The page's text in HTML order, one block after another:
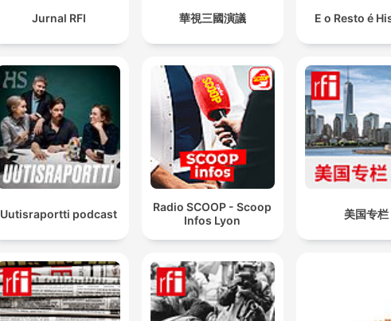
Jurnal RFI 華視三國演議 E o Resto é
Uutisraportti podcast
Radio SCOOP - Scoop
Infos Lyon
美国专栏